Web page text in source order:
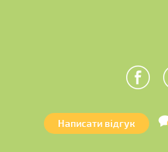
Написати відгук